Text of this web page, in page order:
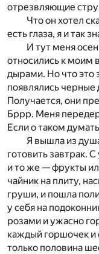
отрезвляющие
Что он хотел
есть глаза, я и так
И тут меня
относились к моим
дырами. Но что это
появлялись
Получается, они
Бррр. Меня
Если о таком
Я вышла из
готовить завтрак.
и то же — фрукты
чайник на плиту,
груши, и пошла
у себя на
розами и ужасно
каждый горшочек и
только половина